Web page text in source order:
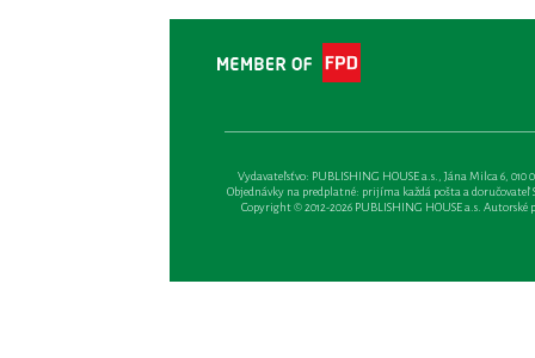
Vydavateľsťvo: PUBLISHING HOUSE a.s., Jána Milca 6, 010
Objednávky na predplatné: prijíma každá pošta a doručovateľ
Copyright © 2012-2026 PUBLISHING HOUSE a.s.